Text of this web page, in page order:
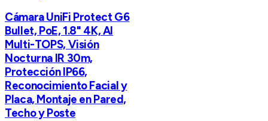
Cámara UniFi Protect G6
Bullet, PoE, 1.8" 4K, AI
Multi-TOPS, Visión
Nocturna IR 30m,
Protección IP66,
Reconocimiento Facial y
Placa, Montaje en Pared,
Techo y Poste